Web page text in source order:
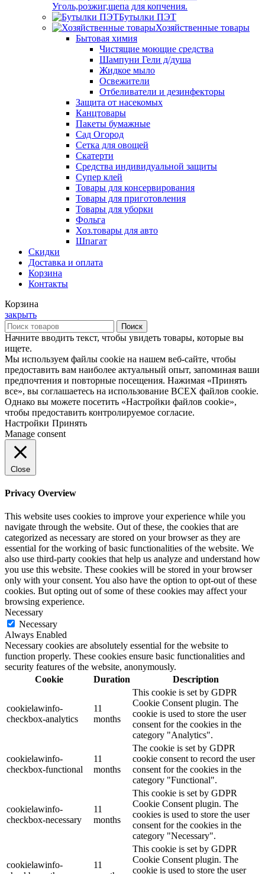
Уголь,розжиг,щепа для копчения.
Бутылки ПЭТ
Хозяйственные товары
Бытовая химия
Чистящие моющие средства
Шампуни Гели д/душа
Жидкое мыло
Освежители
Отбеливатели и дезинфекторы
Защита от насекомых
Канцтовары
Пакеты бумажные
Сад Огород
Сетка для овощей
Скатерти
Средства индивидуальной защиты
Супер клей
Товары для консервирования
Товары для приготовления
Товары для уборки
Фольга
Хоз.товары для авто
Шпагат
Скидки
Доставка и оплата
Корзина
Контакты
Корзина
закрыть
Поиск
Начните вводить текст, чтобы увидеть товары, которые вы
ищете.
Мы используем файлы cookie на нашем веб-сайте, чтобы
предоставить вам наиболее актуальный опыт, запоминая ваши
предпочтения и повторные посещения. Нажимая «Принять
все», вы соглашаетесь на использование ВСЕХ файлов cookie.
Однако вы можете посетить «Настройки файлов cookie»,
чтобы предоставить контролируемое согласие.
Настройки Принять
Manage consent
Close
Privacy Overview
This website uses cookies to improve your experience while you
navigate through the website. Out of these, the cookies that are
categorized as necessary are stored on your browser as they are
essential for the working of basic functionalities of the website. We
also use third-party cookies that help us analyze and understand how
you use this website. These cookies will be stored in your browser
only with your consent. You also have the option to opt-out of these
cookies. But opting out of some of these cookies may affect your
browsing experience.
Necessary
Necessary
Always Enabled
Necessary cookies are absolutely essential for the website to
function properly. These cookies ensure basic functionalities and
security features of the website, anonymously.
Cookie
Duration Description
cookielawinfo-
checkbox-analytics
11
months
This cookie is set by GDPR
Cookie Consent plugin. The
cookie is used to store the user
consent for the cookies in the
category "Analytics".
cookielawinfo-
checkbox-functional
11
months
The cookie is set by GDPR
cookie consent to record the user
consent for the cookies in the
category "Functional".
cookielawinfo-
checkbox-necessary
11
months
This cookie is set by GDPR
Cookie Consent plugin. The
cookies is used to store the user
consent for the cookies in the
category "Necessary".
cookielawinfo-
11
This cookie is set by GDPR
Cookie Consent plugin. The
cookie is used to store the user